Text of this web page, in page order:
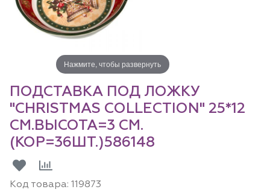
Нажмите, чтобы развернуть
ПОДСТАВКА ПОД ЛОЖКУ
"CHRISTMAS COLLECTION" 25*12
СМ.ВЫСОТА=3 СМ.
(КОР=36ШТ.)586148
Код товара: 119873